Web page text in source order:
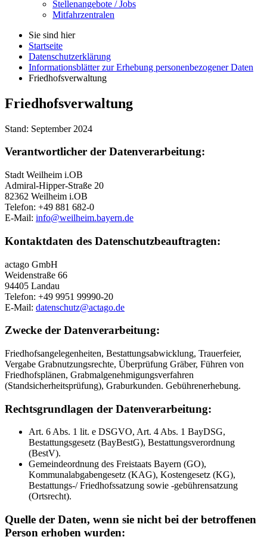
Stellenangebote / Jobs
Mitfahrzentralen
Sie sind hier
Startseite
Datenschutzerklärung
Informationsblätter zur Erhebung personenbezogener Daten
Friedhofsverwaltung
Friedhofsverwaltung
Stand: September 2024
Verantwortlicher der Datenverarbeitung:
Stadt Weilheim i.OB
Admiral-Hipper-Straße 20
82362 Weilheim i.OB
Telefon: +49 881 682-0
E-Mail: info@weilheim.bayern.de
Kontaktdaten des Datenschutzbeauftragten:
actago GmbH
Weidenstraße 66
94405 Landau
Telefon: +49 9951 99990-20
E-Mail: datenschutz@actago.de
Zwecke der Datenverarbeitung:
Friedhofsangelegenheiten, Bestattungsabwicklung, Trauerfeier,
Vergabe Grabnutzungsrechte, Überprüfung Gräber, Führen von
Friedhofsplänen, Grabmalgenehmigungsverfahren
(Standsicherheitsprüfung), Graburkunden. Gebührenerhebung.
Rechtsgrundlagen der Datenverarbeitung:
Art. 6 Abs. 1 lit. e DSGVO, Art. 4 Abs. 1 BayDSG,
Bestattungsgesetz (BayBestG), Bestattungsverordnung
(BestV).
Gemeindeordnung des Freistaats Bayern (GO),
Kommunalabgabengesetz (KAG), Kostengesetz (KG),
Bestattungs-/ Friedhofssatzung sowie -gebührensatzung
(Ortsrecht).
Quelle der Daten, wenn sie nicht bei der betroffenen
Person erhoben wurden: